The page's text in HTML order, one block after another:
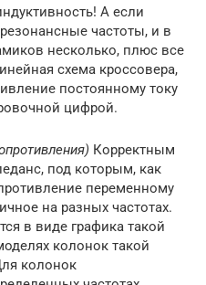
А если
частоты, и в
несколько, плюс все
схема кроссовера,
постоянному току
цифрой.
Корректным
под которым, как
переменному
на разных частотах.
в виде графика такой
колонок такой
колонок